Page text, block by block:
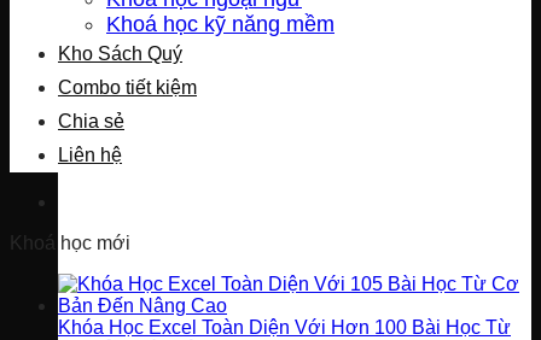
Khoá học kỹ năng mềm
Kho Sách Quý
Combo tiết kiệm
Chia sẻ
Liên hệ
Khoá học mới
Khóa Học Excel Toàn Diện Với Hơn 100 Bài Học Từ